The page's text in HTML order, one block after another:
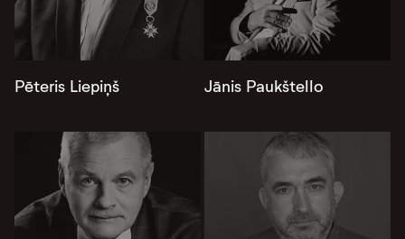
Pēteris Liepiņš Jānis Paukštello